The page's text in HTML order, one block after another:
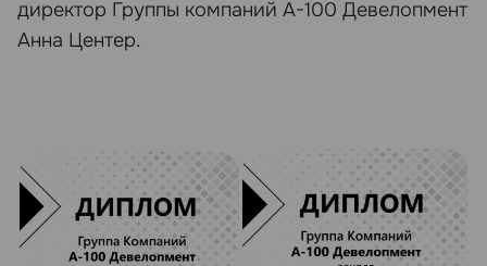
директор Группы компаний А-100 Девелопмент
Анна Центер.